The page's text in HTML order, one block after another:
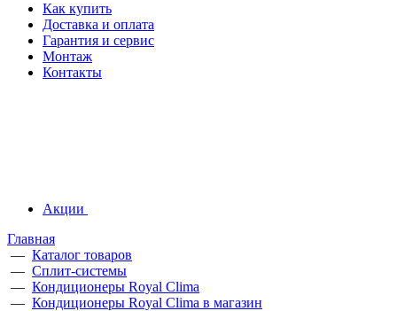
Как купить
Доставка и оплата
Гарантия и сервис
Монтаж
Контакты
Акции
Главная
— Каталог товаров
— Сплит-системы
— Кондиционеры Royal Clima
— Кондиционеры Royal Clima в магазин